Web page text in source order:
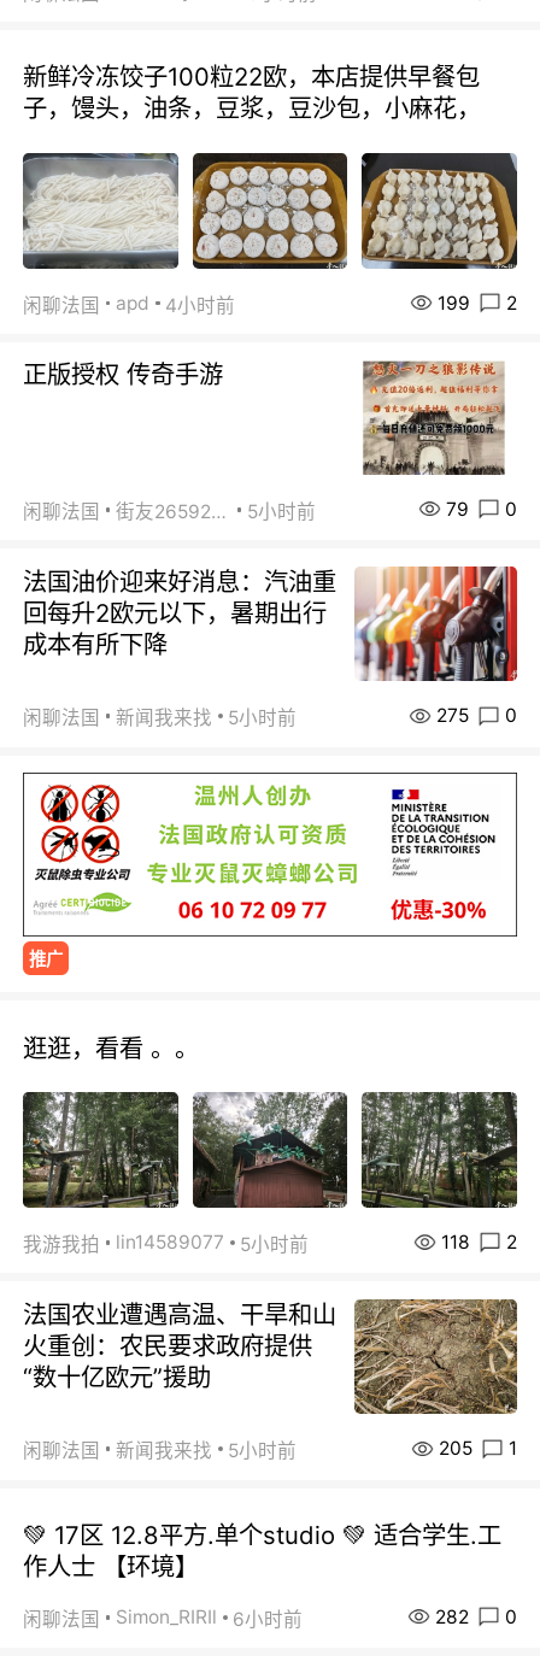
新鲜冷冻饺子100粒22欧，本店提供早餐包
子，馒头，油条，豆浆，豆沙包，小麻花，
闲聊法国 apd 4小时前 199 2
正版授权 传奇手游
闲聊法国 街友26592800 5小时前 79 0
法国油价迎来好消息：汽油重
回每升2欧元以下，暑期出行
成本有所下降
闲聊法国 新闻我来找 5小时前 275 0
推广
逛逛，看看 。。
我游我拍 lin14589077 5小时前 118 2
法国农业遭遇高温、干旱和山
火重创：农民要求政府提供
“数十亿欧元”援助
闲聊法国 新闻我来找 5小时前 205 1
💚 17区 12.8平方.单个studio 💚 适合学生.工
作人士 【环境】
闲聊法国 Simon_RIRIl 6小时前 282 0